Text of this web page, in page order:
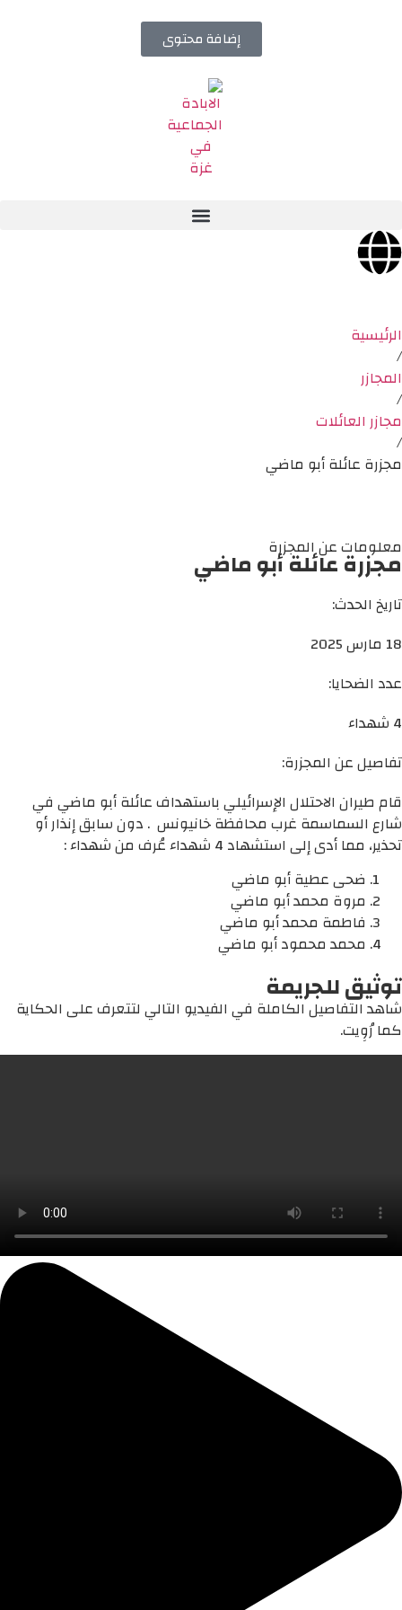
إضافة محتوى
الرئيسية
/
المجازر
/
مجازر العائلات
/
مجزرة عائلة أبو ماضي
معلومات عن المجزرة
مجزرة عائلة أبو ماضي
تاريخ الحدث:
18 مارس 2025
عدد الضحايا:
4 شهداء
تفاصيل عن المجزرة:
قام طيران الاحتلال الإسرائيلي باستهداف عائلة أبو ماضي في
شارع السماسمة غرب محافظة خانيونس . دون سابق إنذار أو
تحذير، مما أدى إلى استشهاد 4 شهداء عُرف من شهداء :
ضحى عطية أبو ماضي
مروة محمد أبو ماضي
فاطمة محمد أبو ماضي
محمد محمود أبو ماضي
توثيق للجريمة
شاهد التفاصيل الكاملة في الفيديو التالي لتتعرف على الحكاية
كما رُوِيت.